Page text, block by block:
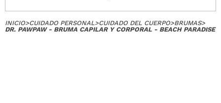
INICIO>CUIDADO PERSONAL>CUIDADO DEL CUERPO>BRUMAS>
DR. PAWPAW - BRUMA CAPILAR Y CORPORAL - BEACH PARADISE